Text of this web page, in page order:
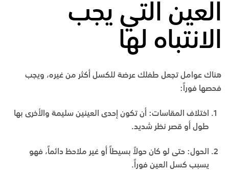
العين التي يجب
الانتباه لها
هناك عوامل تجعل طفلك عرضة للكسل أكثر من غيره، ويجب
فحصها فوراً:
اختلاف المقاسات: أن تكون إحدى العينين سليمة والأخرى بها
طول أو قصر نظر شديد.
الحول: حتى لو كان حولاً بسيطاً أو غير ملاحظ دائماً، فهو
يسبب كسل العين فوراً.